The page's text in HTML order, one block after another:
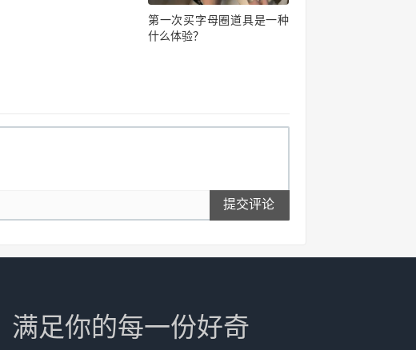
第一次买字母圈道具是一种
什么体验？
提交评论
满足你的每一份好奇